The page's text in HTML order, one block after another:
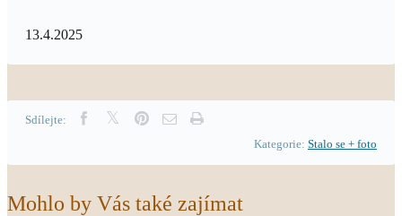
13.4.2025
Sdílejte:
Kategorie: Stalo se + foto
Mohlo by Vás také zajímat